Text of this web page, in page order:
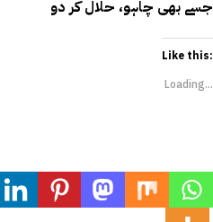
جسے بھی چاہو، حلال کر دو
Like this:
Loading...